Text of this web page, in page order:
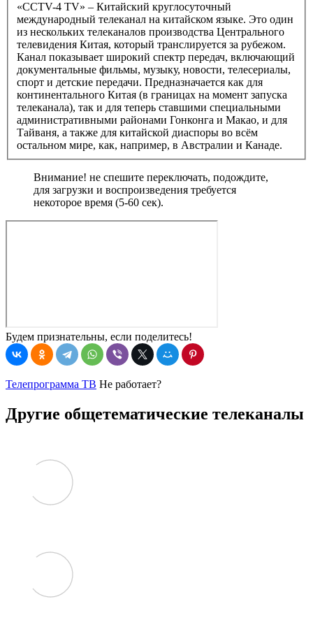
«CCTV-4 TV» – Китайский круглосуточный
международный телеканал на китайском языке. Это один
из нескольких телеканалов производства Центрального
телевидения Китая, который транслируется за рубежом.
Канал показывает широкий спектр передач, включающий
документальные фильмы, музыку, новости, телесериалы,
спорт и детские передачи. Предназначается как для
континентального Китая (в границах на момент запуска
телеканала), так и для теперь ставшими специальными
административными районами Гонконга и Макао, и для
Тайваня, а также для китайской диаспоры во всём
остальном мире, как, например, в Австралии и Канаде.
Внимание! не спешите переключать, подождите,
для загрузки и воспроизведения требуется
некоторое время (5-60 сек).
Будем признательны, если поделитесь!
Телепрограмма ТВ Не работает?
Другие общетематические телеканалы